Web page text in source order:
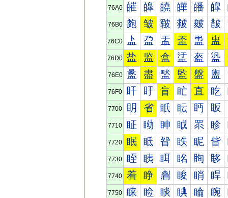
76A0 皠 皡 皢 皣 皤 皥
76B0 皰 皱 皲 皳 皴 皵
76C0 盀 盁 盂 盃 盄 盅
76D0 盐 监 盒 盓 盔 盕
76E0 盠 盡 盢 監 盤 盥
76F0 盰 盱 盲 盳 直 盵
7700 眀 省 眂 眃 眄 眅
7710 眐 眑 眒 眓 眔 眕
7720 眠 眡 眢 眣 眤 眥
7730 眰 眱 眲 眳 眴 眵
7740 着 睁 睂 睃 睄 睅
7750 睐 睑 睒 睓 睔 睕